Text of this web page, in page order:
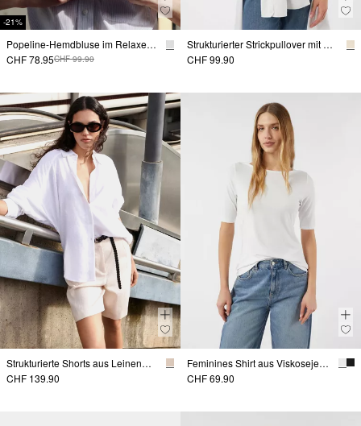
-21%
Popeline-Hemdbluse im Relaxed Fit
CHF 78.95CHF 99.90
Strukturierter Strickpullover mit Rollsaum
CHF 99.90
Strukturierte Shorts aus Leinenmix mit geflochtenem Gürtel
CHF 139.90
Feminines Shirt aus Viskosejersey
CHF 69.90